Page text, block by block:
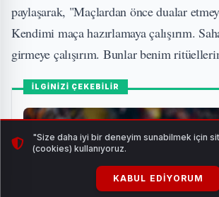
paylaşarak, "Maçlardan önce dualar
Kendimi maça hazırlamaya çalışırım.
girmeye çalışırım. Bunlar benim
İLGİNİZİ ÇEKEBİLİR
"Size daha iyi bir deneyim sunabilmek için
(cookies) kullanıyoruz.
KABUL EDIYORUM